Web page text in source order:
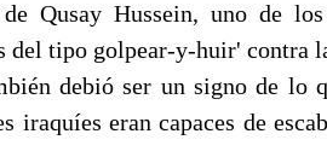
Qusay Hussein, uno de
del tipo golpear-y-huir' contra
debió ser un signo de lo
iraquíes eran capaces de